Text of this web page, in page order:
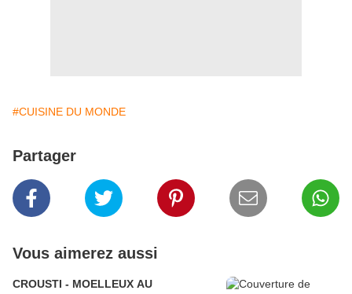
#CUISINE DU MONDE
Partager
Vous aimerez aussi
CROUSTI - MOELLEUX AU